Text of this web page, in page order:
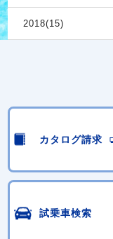
2018(15)
カタログ請求
試乗車検索